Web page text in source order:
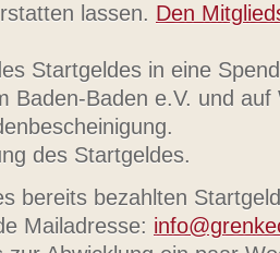
lassen. Den
Startgeldes in eine
Baden-Baden e.V. und
des Startgeldes.
bereits bezahlten
Mailadresse: